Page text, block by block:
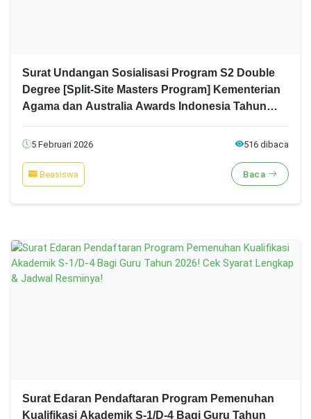
Surat Undangan Sosialisasi Program S2 Double
Degree [Split-Site Masters Program] Kementerian
Agama dan Australia Awards Indonesia Tahun
5 Februari 2026 516 dibaca
Beasiswa Baca
Surat Edaran Pendaftaran Program Pemenuhan
Kualifikasi Akademik S-1/D-4 Bagi Guru Tahun